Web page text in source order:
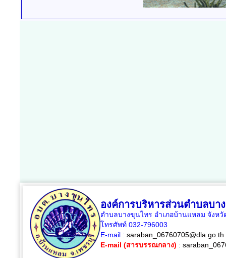
องค์การบริหารส่วนตำบลบา
ตำบลบางขุนไทร อำเภอบ้านแหลม จังหวั
โทรศัพท์ 032-796003
E-mail : saraban_06760705@dla.go.th
E-mail (สารบรรณกลาง) :